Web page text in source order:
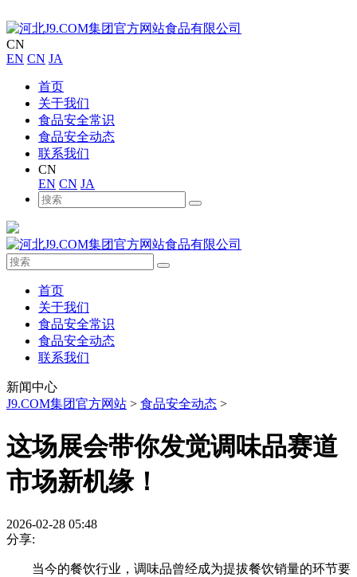
CN
EN CN JA
首页
关于我们
食品安全常识
食品安全动态
联系我们
CN
EN CN JA
首页
关于我们
食品安全常识
食品安全动态
联系我们
新闻中心
J9.COM集团官方网站 > 食品安全动态 >
这场展会带你发觉调味品赛道
市场新机缘！
2026-02-28 05:48
分享:
当今的餐饮行业，调味品曾经成为提拔餐饮销量的环节要